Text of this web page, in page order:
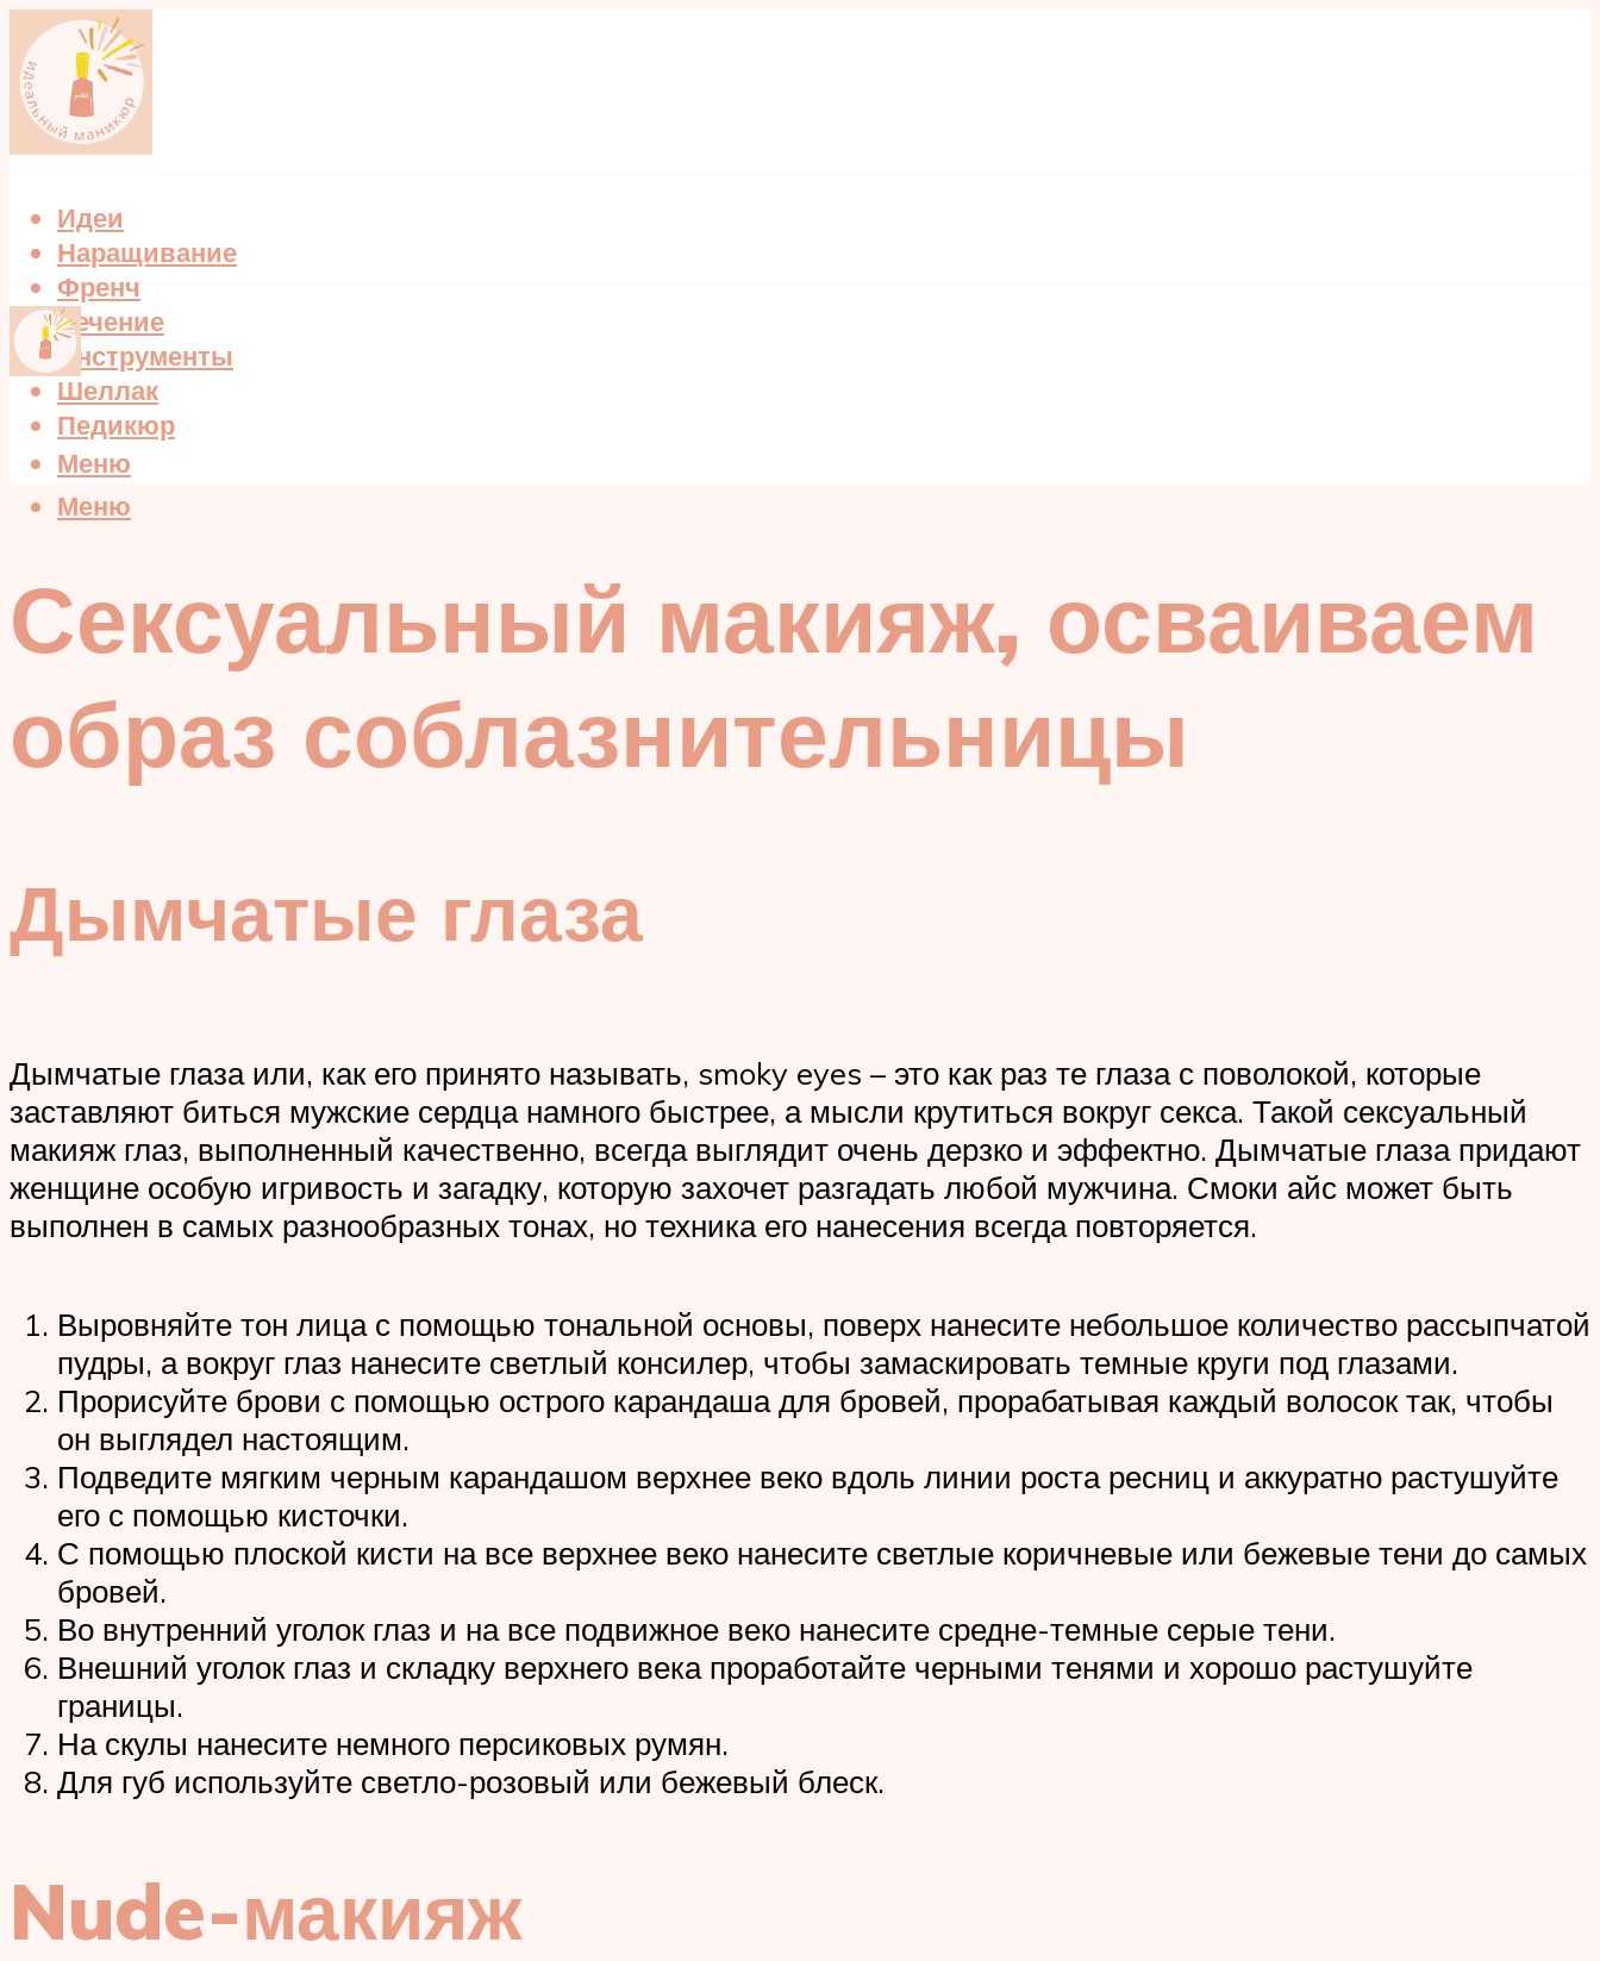
Идеи
Наращивание
Френч
Лечение
Инструменты
Шеллак
Педикюр
Меню
Меню
Сексуальный макияж, осваиваем
образ соблазнительницы
Дымчатые глаза
Дымчатые глаза или, как его принято называть, smoky eyes – это как раз те глаза с поволокой, которые
заставляют биться мужские сердца намного быстрее, а мысли крутиться вокруг секса. Такой сексуальный
макияж глаз, выполненный качественно, всегда выглядит очень дерзко и эффектно. Дымчатые глаза придают
женщине особую игривость и загадку, которую захочет разгадать любой мужчина. Смоки айс может быть
выполнен в самых разнообразных тонах, но техника его нанесения всегда повторяется.
Выровняйте тон лица с помощью тональной основы, поверх нанесите небольшое количество рассыпчатой
пудры, а вокруг глаз нанесите светлый консилер, чтобы замаскировать темные круги под глазами.
Прорисуйте брови с помощью острого карандаша для бровей, прорабатывая каждый волосок так, чтобы
он выглядел настоящим.
Подведите мягким черным карандашом верхнее веко вдоль линии роста ресниц и аккуратно растушуйте
его с помощью кисточки.
С помощью плоской кисти на все верхнее веко нанесите светлые коричневые или бежевые тени до самых
бровей.
Во внутренний уголок глаз и на все подвижное веко нанесите средне-темные серые тени.
Внешний уголок глаз и складку верхнего века проработайте черными тенями и хорошо растушуйте
границы.
На скулы нанесите немного персиковых румян.
Для губ используйте светло-розовый или бежевый блеск.
Nude-макияж